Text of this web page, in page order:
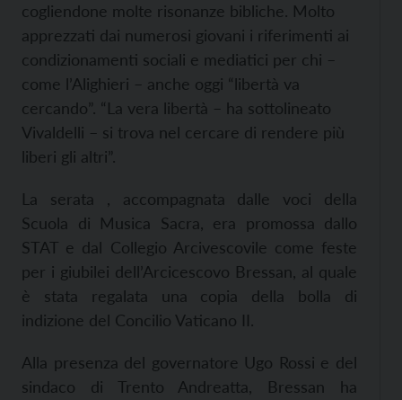
cogliendone molte risonanze bibliche. Molto
apprezzati dai numerosi giovani i riferimenti ai
condizionamenti sociali e mediatici per chi –
come l’Alighieri – anche oggi “libertà va
cercando”. “La vera libertà – ha sottolineato
Vivaldelli – si trova nel cercare di rendere più
liberi gli altri”.
La serata , accompagnata dalle voci della
Scuola di Musica Sacra, era promossa dallo
STAT e dal Collegio Arcivescovile come feste
per i giubilei dell’Arcicescovo Bressan, al quale
è stata regalata una copia della bolla di
indizione del Concilio Vaticano II.
Alla presenza del governatore Ugo Rossi e del
sindaco di Trento Andreatta, Bressan ha